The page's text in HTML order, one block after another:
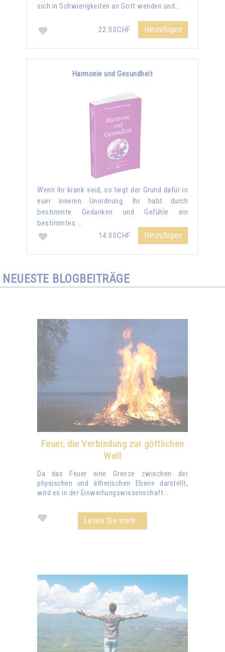
sich in Schwierigkeiten an Gott wenden und...
22.00CHF Hinzufügen
Harmonie und Gesundheit
Wenn ihr krank seid, so liegt der Grund dafür in
euer inneren Unordnung. Ihr habt durch
bestimmte Gedanken und Gefühle ein
bestimmtes …
14.00CHF
Hinzufügen
NEUESTE BLOGBEITRÄGE
Feuer, die Verbindung zur göttlichen
Welt
Da das Feuer eine Grenze zwischen der
physischen und ätherischen Ebene darstellt,
wird es in der Einweihungswissenschaft...
Lesen Sie mehr...